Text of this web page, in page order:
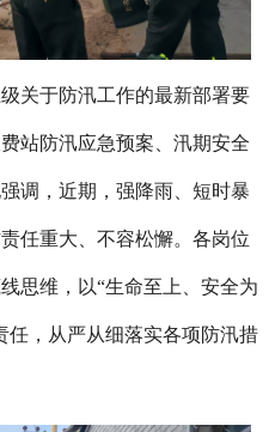
于防汛工作的最新部署要
站防汛应急预案、汛期安全
调，近期，强降雨、短时暴
任重大、不容松懈。各岗位
思维，以“生命至上、安全为
任，从严从细落实各项防汛措